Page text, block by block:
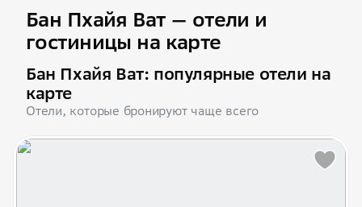
Бан Пхайя Ват — отели и
гостиницы на карте
Бан Пхайя Ват: популярные отели на
карте
Отели, которые бронируют чаще всего